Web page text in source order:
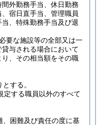
外勤務手当、休日勤務
宿日直手当、管理職員
、特殊勤務手当及び退
要な施設等の全部又は一
与される場合において
、その相当額をその職
する。
定する職員以外のすべて
困難及び責任の度に基